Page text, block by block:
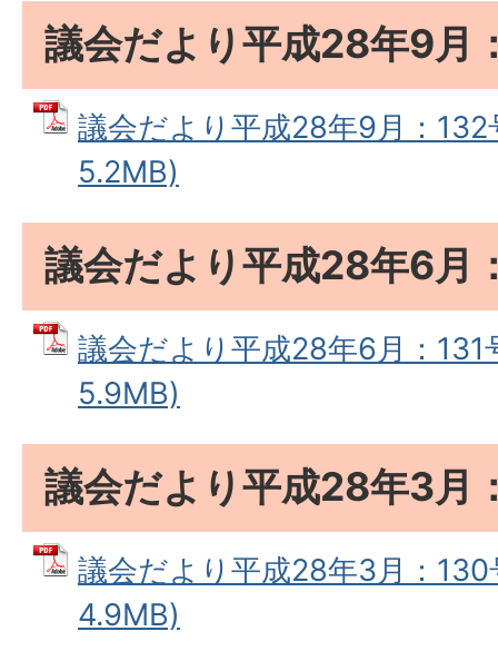
議会だより平成28年9月
議会だより平成28年9月：
5.2MB)
議会だより平成28年6月
議会だより平成28年6月：131
5.9MB)
議会だより平成28年3月
議会だより平成28年3月：
4.9MB)